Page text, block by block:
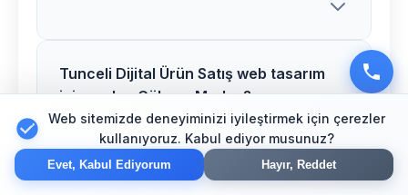
Evet, Merkez bölgesindeki tüm Dijital
yıl ücretsiz teknik destek ve bakım
hizmeti sağlıyoruz.
Tunceli Dijital Ürün Satış web tasarım
için neden Göksoy Medya?
Tunceli bölgesinde Dijital Ürün Satış
Web sitemizde deneyiminizi iyileştirmek için çerezler
kullanıyoruz. Kabul ediyor musunuz?
Evet, Kabul Ediyorum Hayır, Reddet